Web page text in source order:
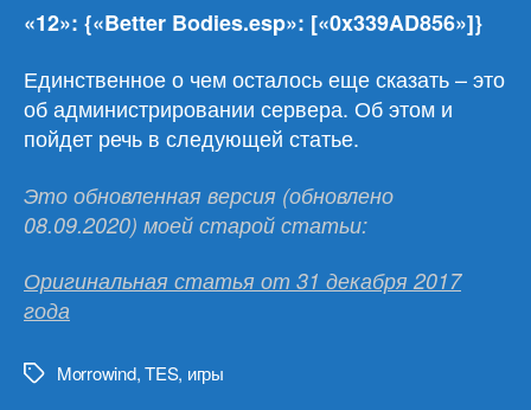
«12»: {«Better Bodies.esp»: [«0x339AD856»]}
Единственное о чем осталось еще сказать – это
об администрировании сервера. Об этом и
пойдет речь в следующей статье.
Это обновленная версия (обновлено
08.09.2020) моей старой статьи:
Оригинальная статья от 31 декабря 2017
года
МеткиMorrowind,TES, игры